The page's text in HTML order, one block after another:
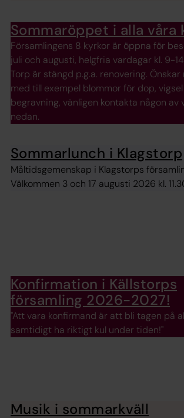
Sommaröppet i alla våra
Församlingens 8 kyrkor är öppna för
juli och augusti, helgfria vardagar kl. 9-
Torp är stängd p.g.a. renovering.
med till exempel blommor för dop, vigsel
begravning, vänligen kontakta någon av
nedan.
Sommarlunch i Klagstorp
Måltidsgemenskap i Klagstorps
Välkommen 3 och 17 augusti 2026 kl.
Konfirmation i Källstorps
församling 2026-2027!
"Att vara konfirmand är att bli tagen på
samtidigt ha riktigt kul under tiden!"
Musik i sommarkväll